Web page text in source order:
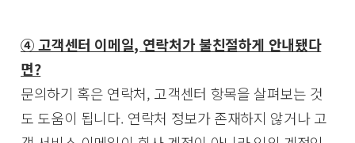
④ 고객센터 이메일, 연락처가 불친절하게 안내됐다
면?
문의하기 혹은 연락처, 고객센터 항목을 살펴보는 것
도 도움이 됩니다. 연락처 정보가 존재하지 않거나 고